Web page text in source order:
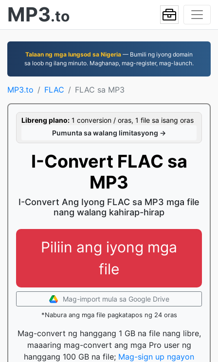
MP3.to
Talaan ng mga lungsod sa Nigeria — Bumili ng iyong domain
sa loob ng ilang minuto. Maghanap, mag-register, mag-launch.
MP3.to FLAC FLAC sa MP3
Libreng plano: 1 conversion / oras, 1 file sa isang oras
Pumunta sa walang limitasyong →
I-Convert FLAC sa
MP3
I-Convert Ang Iyong FLAC sa MP3 mga file
nang walang kahirap-hirap
Piliin ang iyong mga
file
Mag-import mula sa Google Drive
*Nabura ang mga file pagkatapos ng 24 oras
Mag-convert ng hanggang 1 GB na file nang libre,
maaaring mag-convert ang mga Pro user ng
hanggang 100 GB na file; Mag-sign up ngayon